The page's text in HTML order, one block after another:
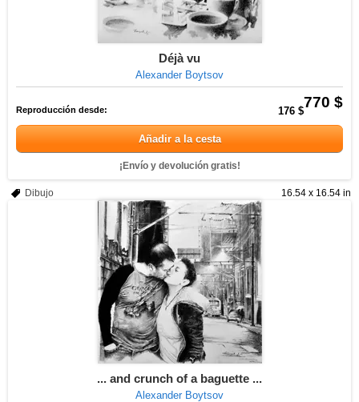
Déjà vu
Alexander Boytsov
770 $
Reproducción desde: 176 $
Añadir a la cesta
¡Envío y devolución gratis!
16.54 x 16.54 in
Dibujo
... and crunch of a baguette ...
Alexander Boytsov